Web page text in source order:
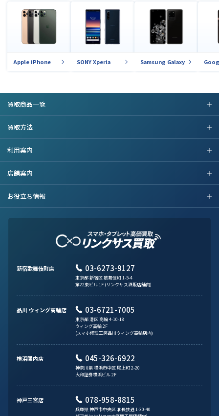
Apple iPhone SONY Xperia Samsung Galaxy
買取商品一覧
買取方法
利用案内
店舗案内
お役立ち情報
新宿歌舞伎町店 03-6273-9127
東京都 新宿区 歌舞伎町 1-5-4
第22東ビル 1F (リンクサス酒販店舗内)
品川 ウィング高輪店 03-6721-7005
東京都 港区 高輪 4-10-18
ウィング高輪 2F
(スマホ修理工房品川ウィング高輪店内)
横浜関内店 045-326-6922
神奈川県 横浜市中区 尾上町 2-20
大和証券横浜ビル 2F
神戸三宮店 078-958-8815
兵庫県 神戸市中央区 北長狭通 1-30-40